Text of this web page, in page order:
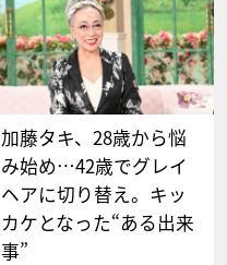
加藤タキ、28歳から悩
み始め…42歳でグレイ
ヘアに切り替え。キッ
カケとなった“ある出来
事”